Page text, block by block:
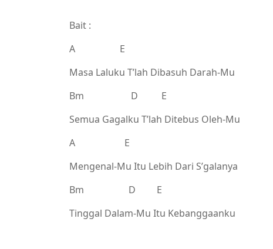
Bait :
A E
Masa Laluku T’lah Dibasuh Darah-Mu
Bm D E
Semua Gagalku T’lah Ditebus Oleh-Mu
A E
Mengenal-Mu Itu Lebih Dari S’galanya
Bm D E
Tinggal Dalam-Mu Itu Kebanggaanku